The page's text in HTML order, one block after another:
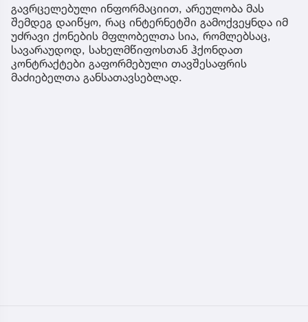
გავრცელებული ინფორმაციით, არეულობა მას
შემდეგ დაიწყო, რაც ინტერნეტში გამოქვეყნდა იმ
უძრავი ქონების მფლობელთა სია, რომლებსაც,
სავარაუდოდ, სახელმწიფოსთან ჰქონდათ
კონტრაქტები გაფორმებული თავშესაფრის
მაძიებელთა განსათავსებლად.